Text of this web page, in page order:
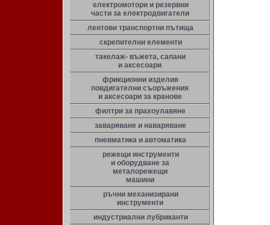
електромотори и резервни
части за електродвигатели
лентови транспортни пътища
скрепителни елементи
такелаж- въжета, сапани
и аксесоари
фрикционни изделия
повдигателни съоръжения
и аксесоари за кранове
филтри за прахоулавяне
заваряване и наваряване
пневматика и автоматика
режещи инструменти
и оборудване за
металорежещи
машини
ръчни механизирани
инструменти
индустриални лубриканти